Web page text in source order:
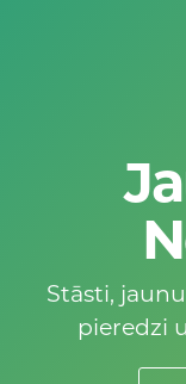
Stāsti,
pieredzi